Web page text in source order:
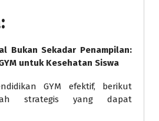
Bukan Sekadar Penampilan:
untuk Kesehatan Siswa
GYM efektif, berikut
strategis yang dapat